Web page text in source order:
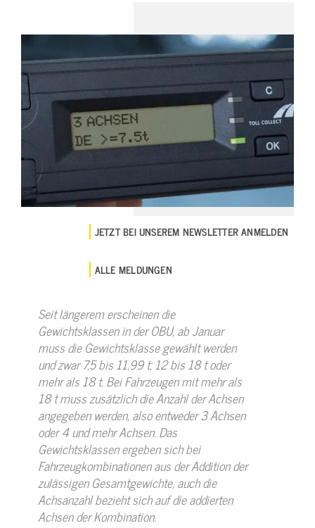
JETZT BEI UNSEREM NEWSLETTER ANMELDEN
ALLE MELDUNGEN
Seit längerem erscheinen die
Gewichtsklassen in der OBU, ab Januar
muss die Gewichtsklasse gewählt werden
und zwar 7,5 bis 11,99 t; 12 bis 18 t oder
mehr als 18 t. Bei Fahrzeugen mit mehr als
18 t muss zusätzlich die Anzahl der Achsen
angegeben werden, also entweder 3 Achsen
oder 4 und mehr Achsen. Das
Gewichtsklassen ergeben sich bei
Fahrzeugkombinationen aus der Addition der
zulässigen Gesamtgewichte, auch die
Achsanzahl bezieht sich auf die addierten
Achsen der Kombination.